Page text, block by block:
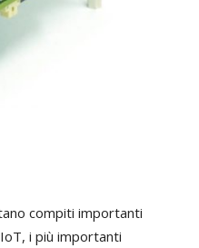
compiti importanti
i più importanti